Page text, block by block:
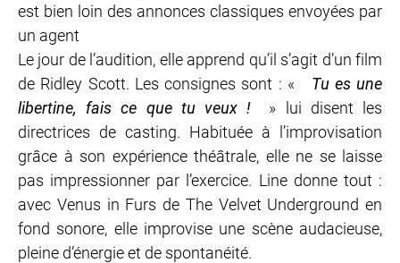
est bien loin des annonces classiques envoyées par
un agent
Le jour de l’audition, elle apprend qu’il s’agit d’un film
de Ridley Scott. Les consignes sont : « Tu es une
libertine, fais ce que tu veux ! » lui disent les
directrices de casting. Habituée à l’improvisation
grâce à son expérience théâtrale, elle ne se laisse
pas impressionner par l’exercice. Line donne tout :
avec Venus in Furs de The Velvet Underground en
fond sonore, elle improvise une scène audacieuse,
pleine d’énergie et de spontanéité.